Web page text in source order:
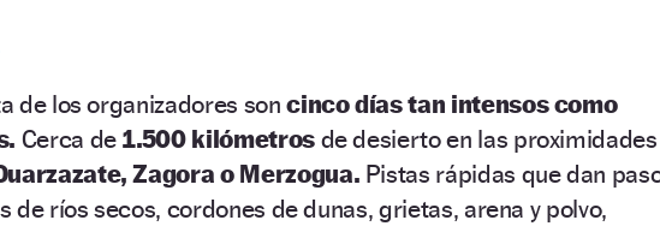
de los organizadores soncinco días tan intensos como
Cerca de 1.500 kilómetrosde desierto en las proximidades
Zagora o Merzogua. Pistas rápidas que dan
de ríos secos, cordones de dunas, grietas, arena y polvo,